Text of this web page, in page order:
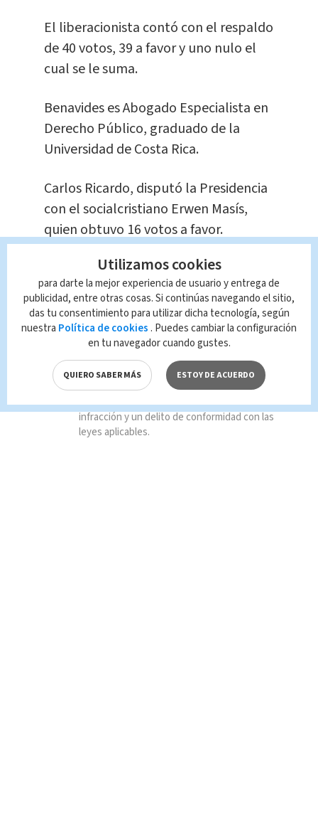
El liberacionista contó con el respaldo
de 40 votos, 39 a favor y uno nulo el
cual se le suma.
Benavides es Abogado Especialista en
Derecho Público, graduado de la
Universidad de Costa Rica.
Carlos Ricardo, disputó la Presidencia
con el socialcristiano Erwen Masís,
quien obtuvo 16 votos a favor.
TAGS RELACIONADOS:
Política
Queda prohibida la reproducción total o
parcial del contenido de esta página, mismo
que es propiedad de TELEDIARIO; su
reproducción no autorizada constituye una
infracción y un delito de conformidad con las
leyes aplicables.
Utilizamos cookies
para darte la mejor experiencia de usuario y entrega de
publicidad, entre otras cosas. Si continúas navegando el sitio,
das tu consentimiento para utilizar dicha tecnología, según
nuestra Política de cookies . Puedes cambiar la configuración
en tu navegador cuando gustes.
QUIERO SABER MÁS ESTOY DE ACUERDO